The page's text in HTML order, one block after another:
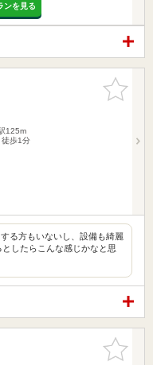
ンを見る
お気に入
りに追加
125m
徒歩1分
る方もいないし、設備も綺麗
したらこんな感じかなと思
お気に入
りに追加